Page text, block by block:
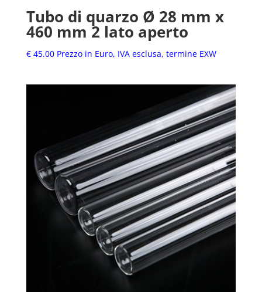
Tubo di quarzo Ø 28 mm x
460 mm 2 lato aperto
€45.00 Prezzo in Euro, IVA esclusa, termine EXW